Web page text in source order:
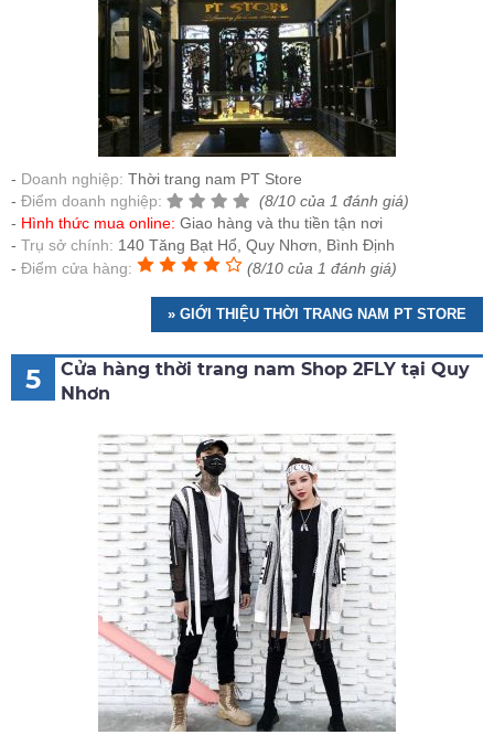
Doanh nghiệp: Thời trang nam PT Store
Điểm doanh nghiệp:
(8/10 của 1 đánh giá)
Hình thức mua online: Giao hàng và thu tiền tận nơi
Trụ sở chính: 140 Tăng Bạt Hổ, Quy Nhơn, Bình Định
Điểm cửa hàng:
(8/10 của 1 đánh giá)
» GIỚI THIỆU THỜI TRANG NAM PT STORE
5
Cửa hàng thời trang nam Shop 2FLY tại Quy
Nhơn